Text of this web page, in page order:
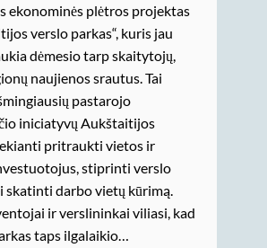
ekonominės plėtros projektas
verslo parkas“, kuris jau
dėmesio tarp skaitytojų,
naujienos srautus. Tai
pastarojo
iniciatyvų Aukštaitijos
pritraukti vietos ir
stiprinti verslo
skatinti darbo vietų kūrimą.
ir verslininkai viliasi, kad
taps ilgalaikio…